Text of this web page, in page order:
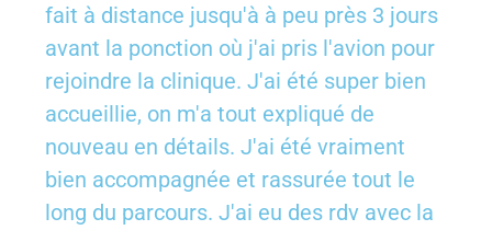
fait à distance jusqu'à à peu près 3 jours
avant la ponction où j'ai pris l'avion pour
rejoindre la clinique. J'ai été super bien
accueillie, on m'a tout expliqué de
nouveau en détails. J'ai été vraiment
bien accompagnée et rassurée tout le
long du parcours. J'ai eu des rdv avec la